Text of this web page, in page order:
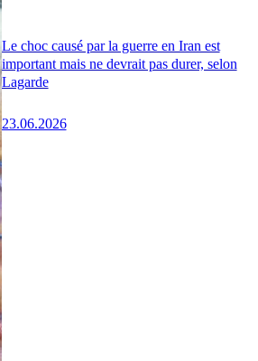
Le choc causé par la guerre en Iran est
important mais ne devrait pas durer, selon
Lagarde
23.06.2026